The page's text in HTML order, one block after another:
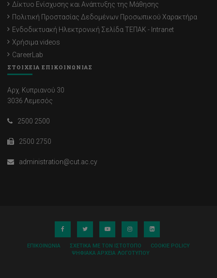
Δίκτυο Ενίσχυσης και Ανάπτυξης της Μάθησης
Πολιτική Προστασίας Δεδομένων Προσωπικού Χαρακτήρα
Ενδοδικτυακή Ηλεκτρονική Σελίδα ΤΕΠΑΚ - Intranet
Χρήσιμα videos
CareerLab
ΣΤΟΙΧΕΙΑ ΕΠΙΚΟΙΝΩΝΙΑΣ
Αρχ. Κυπριανού 30
3036 Λεμεσός
2500 2500
2500 2750
administration@cut.ac.cy
ΕΠΙΚΟΙΝΩΝΊΑ ΣΧΕΤΙΚΆ ΜΕ ΤΟΝ ΙΣΤΌΤΟΠΟ
COOKIE POLICY
ΨΗΦΙΑΚΆ ΑΡΧΕΊΑ ΛΟΓΌΤΥΠΟΥ